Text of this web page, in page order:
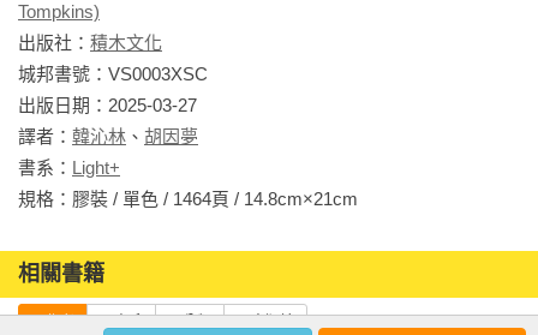
☆倫敦占星學院指定基本教材
☆華文書市第一本占星相位學專著
☆以條理清晰、幽默深刻的論述風格
☆探索占星學最深奧難解的理論
占星學是個充滿符號的詮釋系統，對各行星符號、座落宮位的
些符號都並非孤立的元素，彼此間形成各種互動方式，若把星
盤視為一個能量場，星盤上的相位關係便是運作這些能量的驅
力。
Tompkins)
出版社： 積木文化
城邦書號：VS0003XSC
出版日期：2025-03-27
譯者： 韓沁林 、 胡因夢
書系： Light+
規格：膠裝 / 單色 / 1464頁 / 14.8cm×21cm
相關書籍